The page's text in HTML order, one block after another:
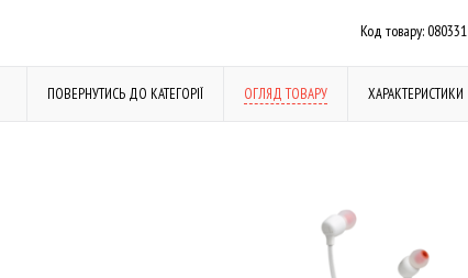
Код товару:080331
ПОВЕРНУТИСЬ ДО КАТЕГОРІЇ ОГЛЯД ТОВАРУ ХАРАКТЕРИСТИКИ